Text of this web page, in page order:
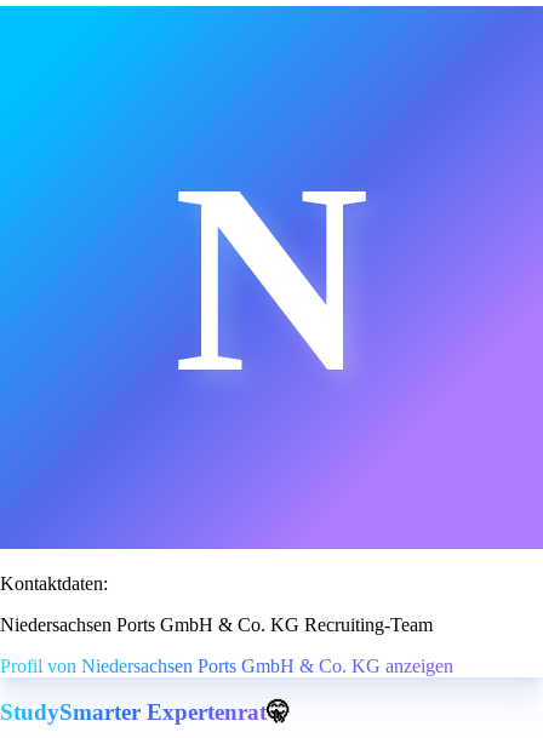
N
Kontaktdaten:
Niedersachsen Ports GmbH & Co. KG Recruiting-Team
Profil von Niedersachsen Ports GmbH & Co. KG anzeigen
StudySmarter Expertenrat🤫